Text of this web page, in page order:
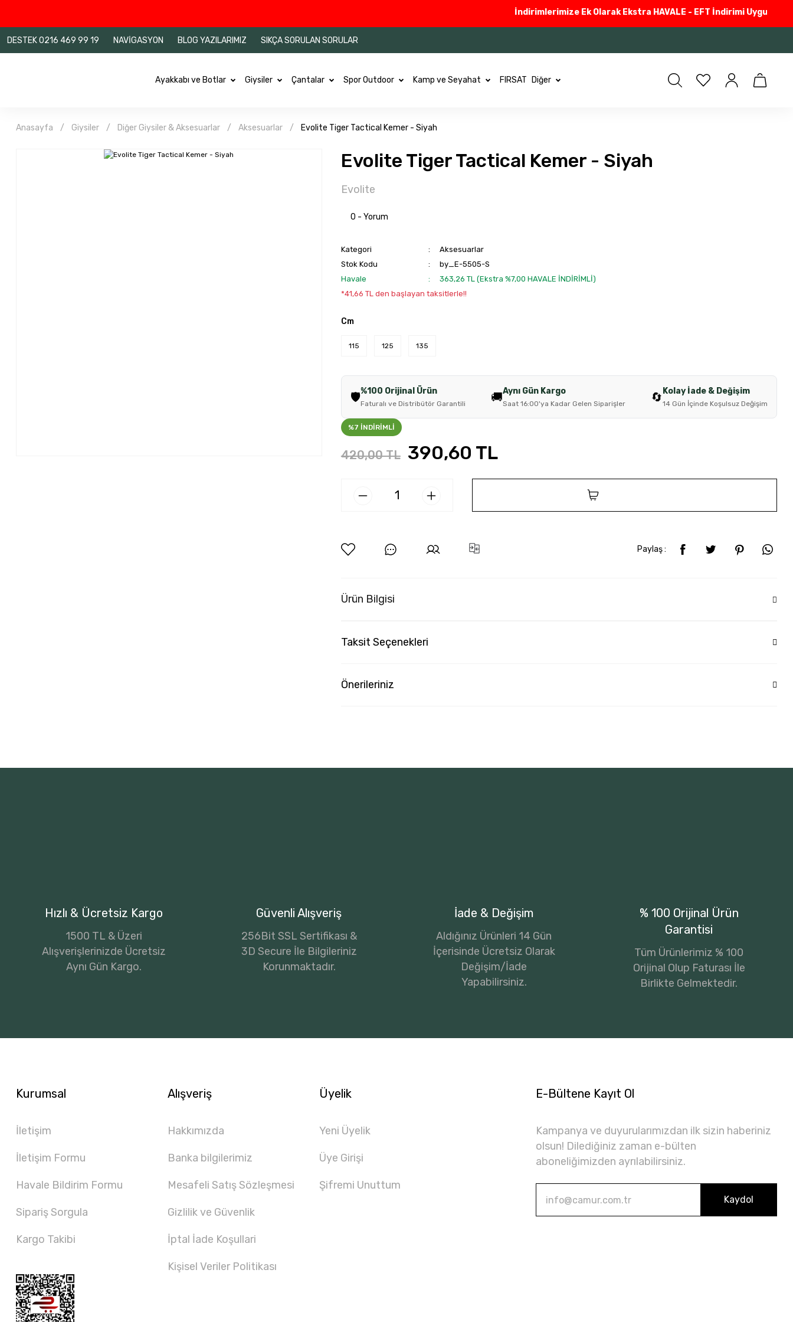
İndirimlerimize Ek Olarak Ekstra HAVALE - EFT İndirimi Uyguluyoruz
DESTEK 0216 469 99 19 NAVİGASYON BLOG YAZILARIMIZ SIKÇA SORULAN SORULAR
Ayakkabı ve Botlar Giysiler Çantalar Spor Outdoor Kamp ve Seyahat FIRSAT Diğer
Anasayfa Giysiler Diğer Giysiler & Aksesuarlar Aksesuarlar Evolite Tiger Tactical Kemer - Siyah
Evolite Tiger Tactical Kemer - Siyah
Evolite
0 - Yorum
Kategori
Aksesuarlar
Stok Kodu
by_E-5505-S
Havale
363,26 TL (Ekstra %7,00 HAVALE İNDİRİMLİ)
*41,66 TL den başlayan taksitlerle!!
Cm
115 125 135
🛡️%100 Orijinal Ürün
Faturalı ve Distribütör Garantili 🚚Aynı Gün Kargo
Saat 16:00'ya Kadar Gelen Siparişler 🔄 Kolay İade & Değişim
14 Gün İçinde Koşulsuz Değişim
%7 İNDİRİMLİ
420,00 TL 390,60 TL
Paylaş :
Ürün Bilgisi
Taksit Seçenekleri
Önerileriniz
Hızlı & Ücretsiz Kargo
1500 TL & Üzeri
Alışverişlerinizde Ücretsiz
Aynı Gün Kargo.
Güvenli Alışveriş
256Bit SSL Sertifikası &
3D Secure İle Bilgileriniz
Korunmaktadır.
İade & Değişim
Aldığınız Ürünleri 14 Gün
İçerisinde Ücretsiz Olarak
Değişim/İade
Yapabilirsiniz.
% 100 Orijinal Ürün
Garantisi
Tüm Ürünlerimiz % 100
Orijinal Olup Faturası İle
Birlikte Gelmektedir.
Kurumsal
İletişim
İletişim Formu
Havale Bildirim Formu
Sipariş Sorgula
Kargo Takibi
Alışveriş
Hakkımızda
Banka bilgilerimiz
Mesafeli Satış Sözleşmesi
Gizlilik ve Güvenlik
İptal İade Koşullari
Kişisel Veriler Politikası
Üyelik
Yeni Üyelik
Üye Girişi
Şifremi Unuttum
E-Bültene Kayıt Ol
Kampanya ve duyurularımızdan ilk sizin haberiniz
olsun! Dilediğiniz zaman e-bülten
aboneliğimizden ayrılabilirsiniz.
Kaydol